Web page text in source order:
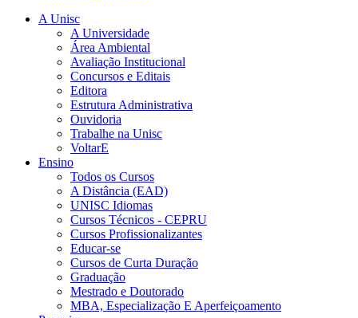
A Unisc
A Universidade
Área Ambiental
Avaliação Institucional
Concursos e Editais
Editora
Estrutura Administrativa
Ouvidoria
Trabalhe na Unisc
VoltarE
Ensino
Todos os Cursos
A Distância (EAD)
UNISC Idiomas
Cursos Técnicos - CEPRU
Cursos Profissionalizantes
Educar-se
Cursos de Curta Duração
Graduação
Mestrado e Doutorado
MBA, Especialização E Aperfeiçoamento